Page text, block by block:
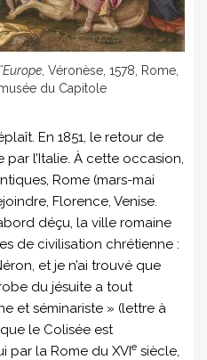
, Véronèse, 1578, Rome,
du Capitole
En 1851, le retour de
l’Italie. À cette occasion,
Rome (mars-mai
Florence, Venise.
déçu, la ville romaine
de civilisation chrétienne :
et je n’ai trouvé que
du jésuite a tout
et séminariste » (lettre à
le Colisée est
par la Rome du XVIe siècle,